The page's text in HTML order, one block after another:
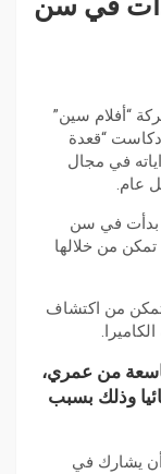
“أفلام سين”
“قعدة
في مجال
عام.
بدأت في سن
من خلالها
من اكتشاف
من عمري،
وذلك بسبب
يشارك في